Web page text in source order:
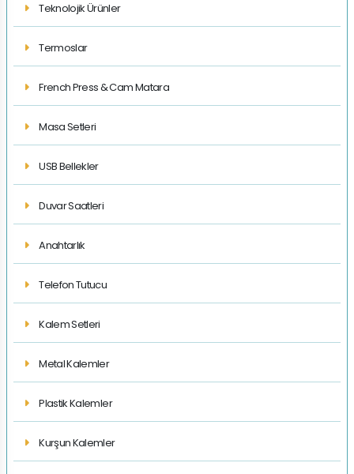
Teknolojik Ürünler
Termoslar
French Press & Cam Matara
Masa Setleri
USB Bellekler
Duvar Saatleri
Anahtarlık
Telefon Tutucu
Kalem Setleri
Metal Kalemler
Plastik Kalemler
Kurşun Kalemler